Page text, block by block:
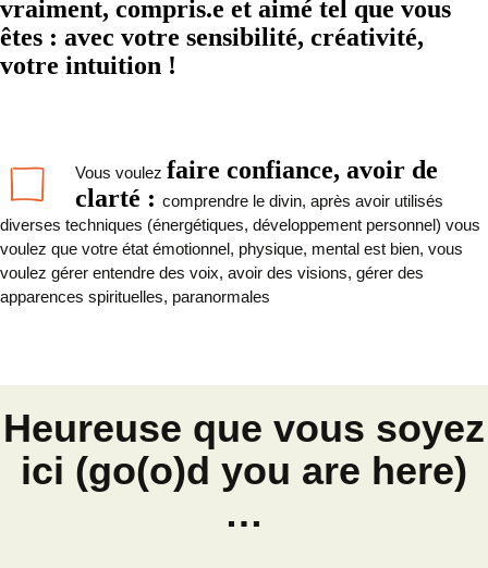
vraiment, compris.e et aimé tel que vous
êtes : avec votre sensibilité, créativité,
votre intuition !
Vous voulez faire confiance, avoir de
clarté : comprendre le divin, après avoir utilisés
diverses techniques (énergétiques, développement personnel) vous
voulez que votre état émotionnel, physique, mental est bien, vous
voulez gérer entendre des voix, avoir des visions, gérer des
apparences spirituelles, paranormales
Heureuse que vous soyez
ici (go(o)d you are here)
…